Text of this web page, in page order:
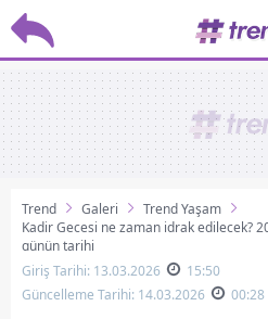
Trend Galeri
Trend Yaşam
Kadir Gecesi ne zaman idrak edilecek?
günün tarihi
Giriş Tarihi: 13.03.2026
15:50
Güncelleme Tarihi: 14.03.2026
00:28